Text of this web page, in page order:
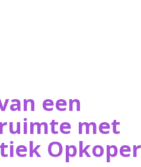
een
met
Opkoper